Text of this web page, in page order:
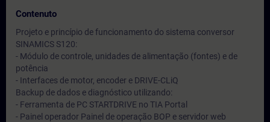
Contenuto
Projeto e princípio de funcionamento do sistema conversor
SINAMICS S120:
- Módulo de controle, unidades de alimentação (fontes) e de
potência
- Interfaces de motor, encoder e DRIVE-CLiQ
Backup de dados e diagnóstico utilizando:
- Ferramenta de PC STARTDRIVE no TIA Portal
- Painel operador Painel de operação BOP e servidor web